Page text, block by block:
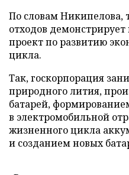
По словам Никипелова,
отходов
проект по развитию
цикла.
Так, госкорпорация
природного лития,
батарей,
в электромобильной
жизненного цикла
и созданием новых